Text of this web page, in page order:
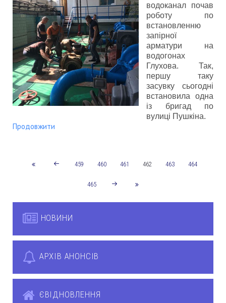
водоканал почав
роботу по
встановленню
запірної
арматури на
водогонах
Глухова. Так,
першу таку
засувку сьогодні
встановила одна
із бригад по
вулиці Пушкіна.
Продовжити
459 460 461 462 463 464
465
НОВИНИ
АРХІВ АНОНСІВ
ЄВІДНОВЛЕННЯ